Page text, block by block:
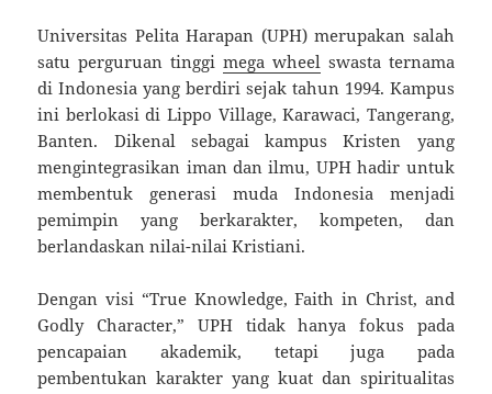
Universitas Pelita Harapan (UPH) merupakan salah
satu perguruan tinggi mega wheel swasta ternama
di Indonesia yang berdiri sejak tahun 1994. Kampus
ini berlokasi di Lippo Village, Karawaci, Tangerang,
Banten. Dikenal sebagai kampus Kristen yang
mengintegrasikan iman dan ilmu, UPH hadir untuk
membentuk generasi muda Indonesia menjadi
pemimpin yang berkarakter, kompeten, dan
berlandaskan nilai-nilai Kristiani.
Dengan visi “True Knowledge, Faith in Christ, and
Godly Character,” UPH tidak hanya fokus pada
pencapaian akademik, tetapi juga pada
pembentukan karakter yang kuat dan spiritualitas